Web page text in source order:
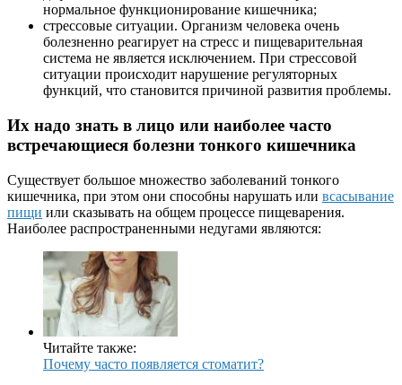
нормальное функционирование кишечника;
стрессовые ситуации. Организм человека очень
болезненно реагирует на стресс и пищеварительная
система не является исключением. При стрессовой
ситуации происходит нарушение регуляторных
функций, что становится причиной развития проблемы.
Их надо знать в лицо или наиболее часто
встречающиеся болезни тонкого кишечника
Существует большое множество заболеваний тонкого
кишечника, при этом они способны нарушать или всасывание
пищи или сказывать на общем процессе пищеварения.
Наиболее распространенными недугами являются:
Читайте также:
Почему часто появляется стоматит?